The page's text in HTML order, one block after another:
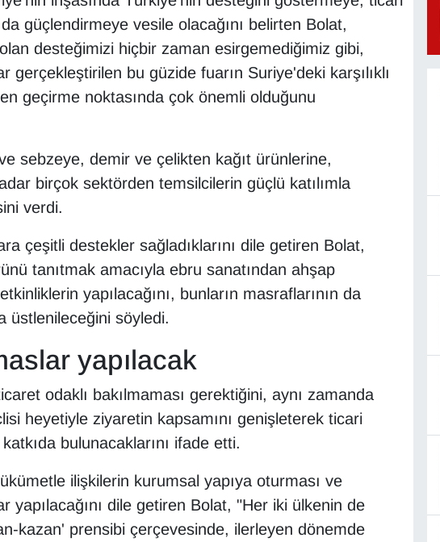
güçlendirmeye vesile olacağını belirten Bolat,
desteğimizi hiçbir zaman esirgemediğimiz gibi,
gerçekleştirilen bu güzide fuarın Suriye'deki karşılıklı
geçirme noktasında çok önemli olduğunu
sebzeye, demir ve çelikten kağıt ürünlerine,
birçok sektörden temsilcilerin güçlü katılımla
verdi.
çeşitli destekler sağladıklarını dile getiren Bolat,
tanıtmak amacıyla ebru sanatından ahşap
yapılacağını, bunların masraflarının da
üstlenileceğini söyledi.
yapılacak
odaklı bakılmaması gerektiğini, aynı zamanda
heyetiyle ziyaretin kapsamını genişleterek ticari
katkıda bulunacaklarını ifade etti.
ilişkilerin kurumsal yapıya oturması ve
yapılacağını dile getiren Bolat, "Her iki ülkenin de
kazan' prensibi çerçevesinde, ilerleyen dönemde